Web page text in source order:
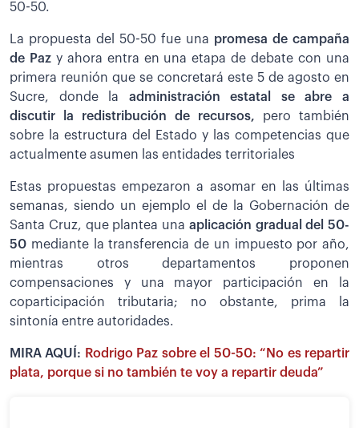
50-50.
La propuesta del 50-50 fue una promesa de campaña
de Paz y ahora entra en una etapa de debate con una
primera reunión que se concretará este 5 de agosto en
Sucre, donde la administración estatal se abre a
discutir la redistribución de recursos, pero también
sobre la estructura del Estado y las competencias que
actualmente asumen las entidades territoriales
Estas propuestas empezaron a asomar en las últimas
semanas, siendo un ejemplo el de la Gobernación de
Santa Cruz, que plantea una aplicación gradual del 50-
50 mediante la transferencia de un impuesto por año,
mientras otros departamentos proponen
compensaciones y una mayor participación en la
coparticipación tributaria; no obstante, prima la
sintonía entre autoridades.
MIRA AQUÍ: Rodrigo Paz sobre el 50-50: “No es repartir
plata, porque si no también te voy a repartir deuda”